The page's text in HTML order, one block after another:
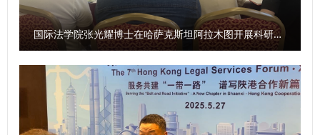
国际法学院张光耀博士在哈萨克斯坦阿拉木图开展科研与社会服务活动